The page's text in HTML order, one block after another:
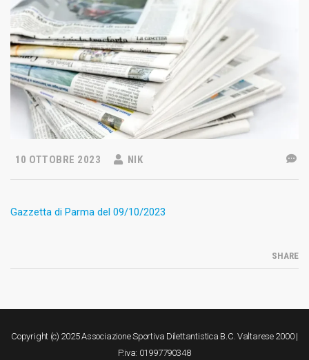
10 OTTOBRE 2023 NIK
Gazzetta di Parma del 09/10/2023
SHARE
Copyright (c) 2025 Associazione Sportiva Dilettantistica B.C. Valtarese 2000 |
P.iva: 01997790348